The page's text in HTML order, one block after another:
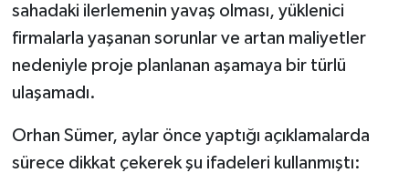
sahadaki ilerlemenin yavaş olması, yüklenici
firmalarla yaşanan sorunlar ve artan maliyetler
nedeniyle proje planlanan aşamaya bir türlü
ulaşamadı.
Orhan Sümer, aylar önce yaptığı açıklamalarda
sürece dikkat çekerek şu ifadeleri kullanmıştı: